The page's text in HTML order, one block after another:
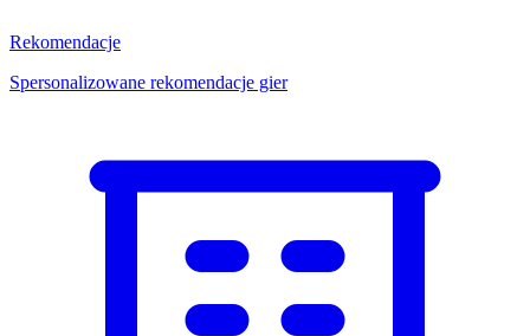
Rekomendacje
Spersonalizowane rekomendacje gier